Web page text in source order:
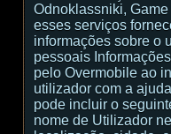
Odnoklassniki,
esses serviços
informações sobre o
pessoais
pelo Overmobile ao
utilizador com a
pode incluir o
nome de Utilizador